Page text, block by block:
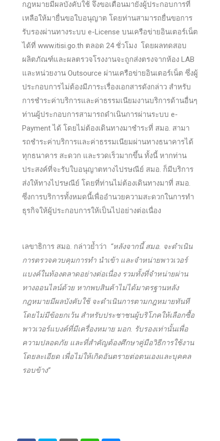
กฎหมายมีผลบังคับใช้ จึงขอเตือนมายังผู้ประกอบการที่
เหลือให้มายื่นขอใบอนุญาต โดยท่านสามารถยื่นขอการ
รับรองผ่านทางระบบ e-License บนเครือข่ายอินเตอร์เน็ต
ได้ที่ www.itisi.go.th ตลอด 24 ชั่วโมง โดยผลทดสอบ
ผลิตภัณฑ์และผลตรวจโรงงานจะถูกส่งตรงจากห้อง LAB
และหน่วยงาน Outsource ผ่านเครือข่ายอินเตอร์เน็ต ซึ่งผู้
ประกอบการไม่ต้องมีภาระเรื่องเอกสารดังกล่าว สำหรับ
การชําระค่าบริการและค่าธรรมเนียมงานบริการด้านอื่นๆ
ท่านผู้ประกอบการสามารถดำเนินการผ่านระบบ e-
Payment ได้ โดยไม่ต้องเดินทางมาชำระที่ สมอ. สามา
รถชําระค่าบริการและค่าธรรมเนียมผ่านทางธนาคารได้
ทุกธนาคาร สะดวก และรวดเร็วมากขึ้น ทั้งนี้ หากท่าน
ประสงค์ที่จะรับใบอนุญาตทางไปรษณีย์ สมอ. ก็มีบริการ
ส่งให้ทางไปรษณีย์ โดยที่ท่านไม่ต้องเดินทางมาที่ สมอ.
ซึ่งการบริการทั้งหมดนี้เพื่ออำนวยความสะดวกในการทำ
ธุรกิจให้ผู้ประกอบการให้เป็นไปอย่างต่อเนื่อง
เลขาธิการ สมอ. กล่าวย้ำว่า “หลังจากนี้ สมอ. จะดำเนิน
การตรวจควบคุมการทำ นำเข้า และจำหน่ายพาวเวอร์
แบงค์ในท้องตลาดอย่างต่อเนื่อง รวมทั้งที่จำหน่ายผ่าน
ทางออนไลน์ด้วย หากพบสินค้าไม่ได้มาตรฐานหลัง
กฎหมายมีผลบังคับใช้ จะดำเนินการตามกฎหมายทันที
โดยไม่มีข้อยกเว้น สำหรับประชาชนผู้บริโภคให้เลือกซื้อ
พาวเวอร์แบงค์ที่มีเครื่องหมาย มอก. รับรองเท่านั้นเพื่อ
ความปลอดภัย และที่สำคัญต้องศึกษาคู่มือวิธีการใช้งาน
โดยละเอียด เพื่อไม่ให้เกิดอันตรายต่อตนเองและบุคคล
รอบข้าง”